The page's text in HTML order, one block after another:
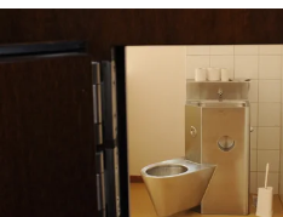
sport
wahrheit